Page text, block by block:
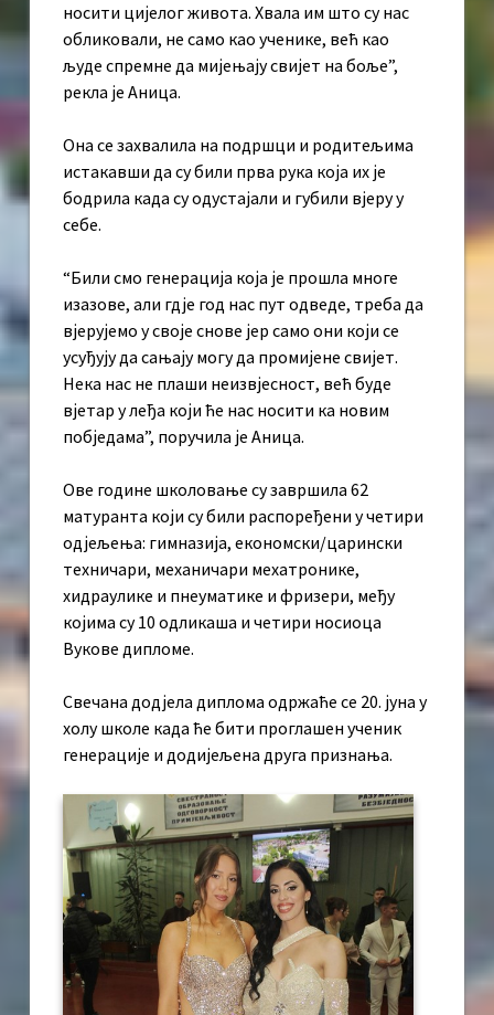
носити цијелог живота. Хвала им што су нас
обликовали, не само као ученике, већ као
људе спремне да мијењају свијет на боље”,
рекла је Аница.
Она се захвалила на подршци и родитељима
истакавши да су били прва рука која их је
бодрила када су одустајали и губили вјеру у
себе.
“Били смо генерација која је прошла многе
изазове, али гдје год нас пут одведе, треба да
вјерујемо у своје снове јер само они који се
усуђују да сањају могу да промијене свијет.
Нека нас не плаши неизвјесност, већ буде
вјетар у леђа који ће нас носити ка новим
побједама”, поручила је Аница.
Ове године школовање су завршила 62
матуранта који су били распоређени у четири
одјељења: гимназија, економски/царински
техничари, механичари мехатронике,
хидраулике и пнеуматике и фризери, међу
којима су 10 одликаша и четири носиоца
Вукове дипломе.
Свечана додјела диплома одржаће се 20. јуна у
холу школе када ће бити проглашен ученик
генерације и додијељена друга признања.